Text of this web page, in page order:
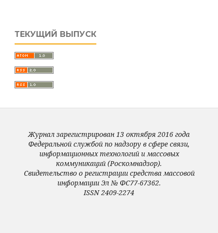
ТЕКУЩИЙ ВЫПУСК
Журнал зарегистрирован 13 октября 2016 года
Федеральной службой по надзору в сфере связи,
информационных технологий и массовых
коммуникаций (Роскомнадзор).
Свидетельство о регистрации средства массовой
информации Эл № ФС77-67362.
ISSN 2409-2274